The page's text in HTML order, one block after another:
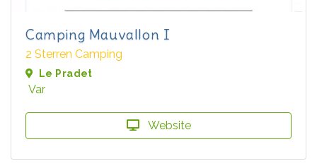
Camping Mauvallon I
2 Sterren Camping
Le Pradet
Var
Website